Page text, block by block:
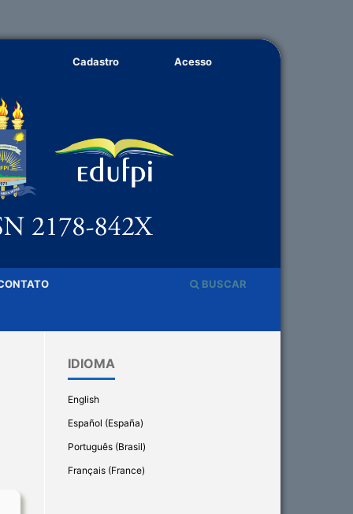
BUSCAR
Cadastro Acesso
IDIOMA
English
Español (España)
Português (Brasil)
Français (France)